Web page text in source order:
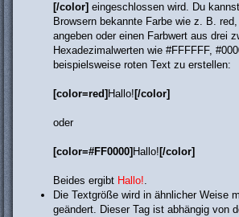
[/color] eingeschlossen wird. Du
Browsern bekannte Farbe wie z. B.
angeben oder einen Farbwert aus drei
Hexadezimalwerten wie #FFFFFF,
beispielsweise roten Text zu erstellen:
[color=red] Hallo! [/color]
oder
[color=#FF0000] Hallo! [/color]
Beides ergibt Hallo!.
Die Textgröße wird in ähnlicher Weise
geändert. Dieser Tag ist abhängig von